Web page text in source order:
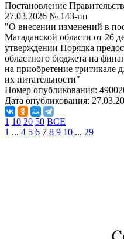
Постановление
27.03.2026 № 143-пп
"О внесении изменений в
Магаданской области от 26
утверждении Порядка
областного бюджета на
на приобретение тритикале
их питательности"
Номер опубликования:
Дата опубликования:
1 10 20 50 ВСЕ
1 ... 4 5 6 7 8 9 10 ... 29